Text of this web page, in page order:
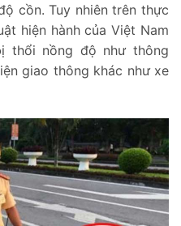
cồn. Tuy nhiên trên thực
hiện hành của Việt Nam
thổi nồng độ như thông
giao thông khác như xe